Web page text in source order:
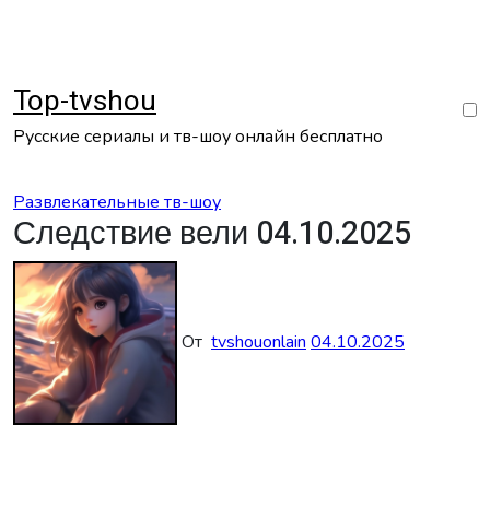
Top-tvshou
Русские сериалы и тв-шоу онлайн бесплатно
Развлекательные тв-шоу
Следствие вели 04.10.2025
От tvshouonlain 04.10.2025